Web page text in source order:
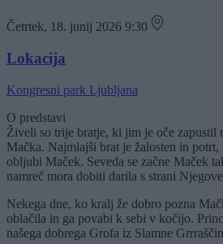
Četrtek, 18. junij 2026 9:30
Lokacija
Kongresni park Ljubljana
O predstavi
Živeli so trije bratje, ki jim je oče zapustil
Mačka. Najmlajši brat je žalosten in
obljubi Maček. Seveda se začne Maček
namreč mora dobiti darila s strani
Nekega dne, ko kralj že dobro pozna
oblačila in ga povabi k sebi v kočijo.
našega dobrega Grofa iz Slamne